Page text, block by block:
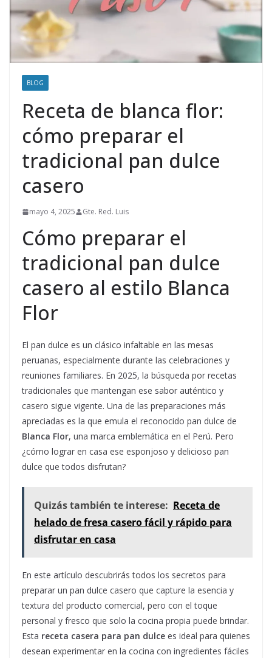
BLOG
Receta de blanca flor:
cómo preparar el
tradicional pan dulce
casero
mayo 4, 2025 Gte. Red. Luis
Cómo preparar el
tradicional pan dulce
casero al estilo Blanca
Flor
El pan dulce es un clásico infaltable en las mesas
peruanas, especialmente durante las celebraciones y
reuniones familiares. En 2025, la búsqueda por recetas
tradicionales que mantengan ese sabor auténtico y
casero sigue vigente. Una de las preparaciones más
apreciadas es la que emula el reconocido pan dulce de
Blanca Flor, una marca emblemática en el Perú. Pero
¿cómo lograr en casa ese esponjoso y delicioso pan
dulce que todos disfrutan?
Quizás también te interese: Receta de
helado de fresa casero fácil y rápido para
disfrutar en casa
En este artículo descubrirás todos los secretos para
preparar un pan dulce casero que capture la esencia y
textura del producto comercial, pero con el toque
personal y fresco que solo la cocina propia puede brindar.
Esta receta casera para pan dulce es ideal para quienes
desean experimentar en la cocina con ingredientes fáciles